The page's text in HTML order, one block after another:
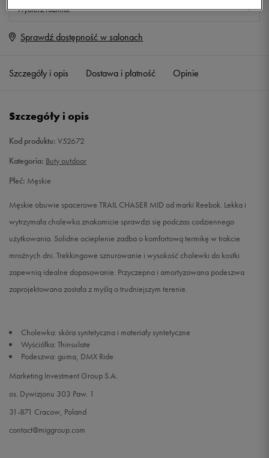
Wybierz rozmiar
Rozmiary EU
40,5
42,5 27,5 cm
44 28,5 cm Powiadom o dostępności
44,5 29 cm Powiadom o dostępności
46 30,5 cm
47 31 cm
Sprawdź dostępność w salonach
Szczegóły i opis Dostawa i płatność Opinie
Szczegóły i opis
Kod produktu: V52672
Kategoria: Buty outdoor
Płeć: Męskie
Męskie obuwie spacerowe TRAIL CHASER MID od marki Reebok. Lekka i
wytrzymała cholewka znakomicie sprawdzi się podczas codziennego
użytkowania. Solidne ocieplenie zadba o komfortową termikę w trakcie
mroźnych dni. Trekkingowe sznurowanie i wysokość cholewki do kostki
zapewnią idealne dopasowanie. Przyczepna i amortyzowana podeszwa
zaprojektowana została z myślą o trudniejszym terenie.
Cholewka: skóra syntetyczna i materiały syntetyczne
Wyściółka: Thinsulate
Podeszwa: guma, DMX Ride
Marketing Investment Group S.A.
os. Dywizjonu 303 Paw. 1
31-871 Cracow, Poland
contact@miggroup.com